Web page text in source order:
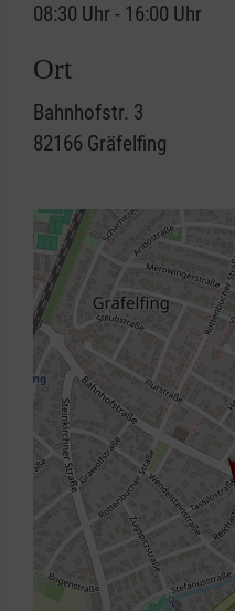
08:30 Uhr - 16:00 Uhr
Ort
Bahnhofstr. 3
82166 Gräfelfing